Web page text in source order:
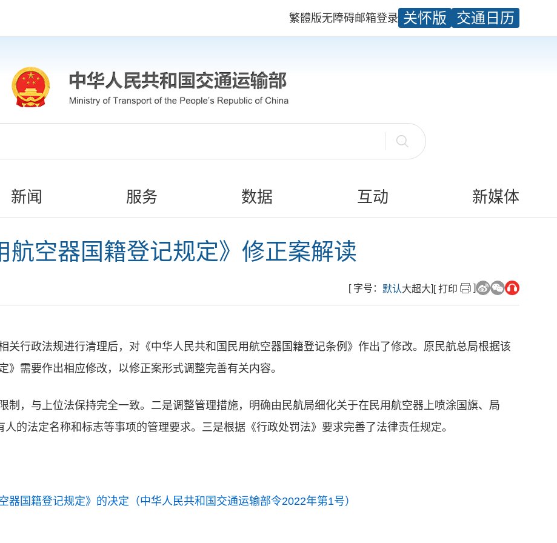
繁體版无障碍邮箱登录 关怀版 交通日历
新闻 服务 数据 互动 新媒体
航空器国籍登记规定》修正案解读
[ 字号： 默认大超大] [ 打印 ]
关行政法规进行清理后，对《中华人民共和国民用航空器国籍登记条例》作出了修改。原民航总局根据该
需要作出相应修改，以修正案形式调整完善有关内容。
制，与上位法保持完全一致。二是调整管理措施，明确由民航局细化关于在民用航空器上喷涂国旗、局
的法定名称和标志等事项的管理要求。三是根据《行政处罚法》要求完善了法律责任规定。
器国籍登记规定》的决定（中华人民共和国交通运输部令2022年第1号）